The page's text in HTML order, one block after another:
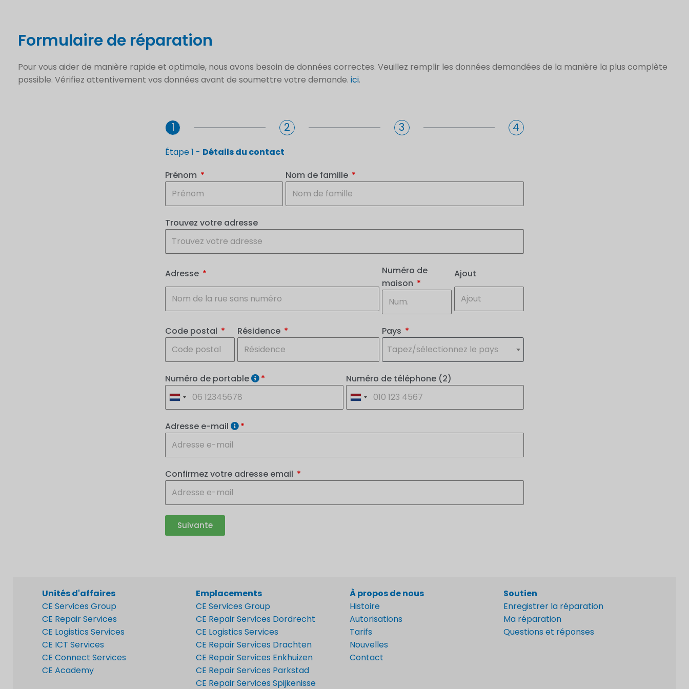
Formulaire de réparation
Pour vous aider de manière rapide et optimale, nous avons besoin de données correctes. Veuillez remplir les données demandées de la manière la plus complète
possible. Vérifiez attentivement vos données avant de soumettre votre demande. ici.
1 2 3 4
Étape 1 - Détails du contact
Prénom
Nom de famille
Trouvez votre adresse
Adresse
Numéro de
maison
Ajout
Code postal Résidence
Pays
Tapez/sélectionnez le pays
Numéro de portable Numéro de téléphone (2)
Adresse e-mail
Confirmez votre adresse email
Suivante
Unités d'affaires
CE Services Group
CE Repair Services
CE Logistics Services
CE ICT Services
CE Connect Services
CE Academy
Emplacements
CE Services Group
CE Repair Services Dordrecht
CE Logistics Services
CE Repair Services Drachten
CE Repair Services Enkhuizen
CE Repair Services Parkstad
CE Repair Services Spijkenisse
À propos de nous
Histoire
Autorisations
Tarifs
Nouvelles
Contact
Soutien
Enregistrer la réparation
Ma réparation
Questions et réponses